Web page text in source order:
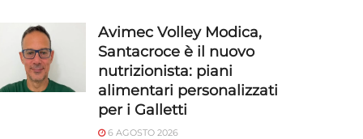
Avimec Volley Modica,
Santacroce è il nuovo
nutrizionista: piani
alimentari personalizzati
per i Galletti
6 AGOSTO 2026